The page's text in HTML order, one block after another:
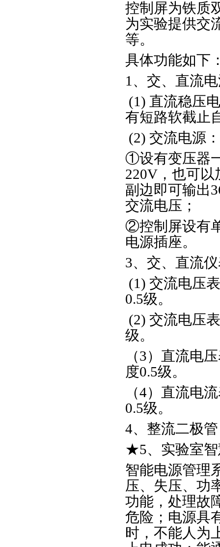
控制屏为铁质
为实验提供交
等。
具体功能如下
1、交、直流
(1) 直流稳压
有短路软截止
(2) 交流电源：
①设有变压器
220V，也可
副边即可输出
交流电压；
②控制屏设有
电源插座。
3、交、直流
(1) 交流电压
0.5级。
(2) 交流电压
级。
（3）直流电
度0.5级。
（4）直流电
0.5级。
4、整流二极
★5、实验室智
智能电源管理
压、失压、功
功能，处理故
危险；电源具
时，不能人为